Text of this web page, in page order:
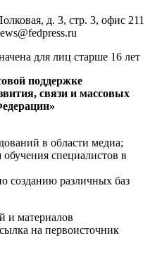
д. 3, стр. 3, офис 211
для лиц старше 16 лет
поддержке
связи и массовых
в области медиа;
специалистов в
созданию различных баз
и материалов
на первоисточник